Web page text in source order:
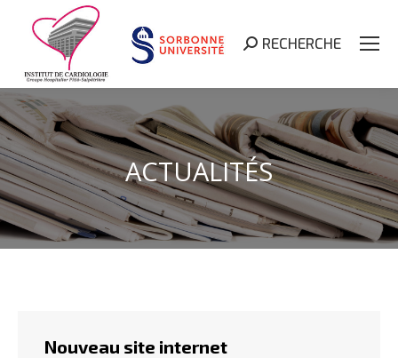
Search:
RECHERCHE
ACTUALITÉS
Nouveau site internet